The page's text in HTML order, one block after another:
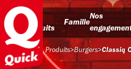
Nos
produits
Famille
Nos
Produits>Burgers>Classiq